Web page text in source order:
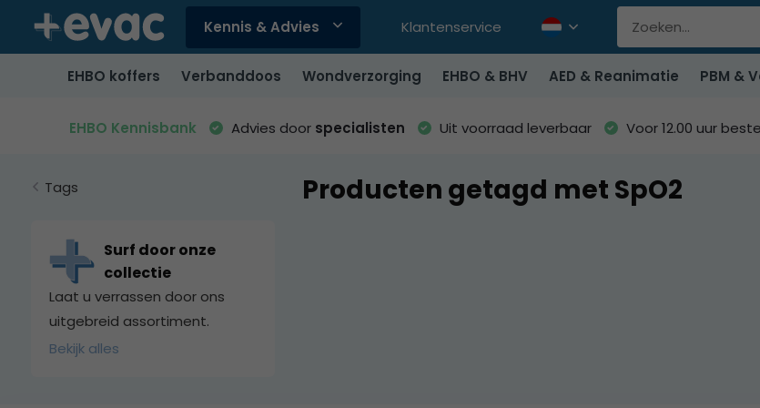
Kennis & Advies Klantenservice
Gebruik
de
pijltjes
een
selecteren.
Enter
om
EHBO koffers Verbanddoos Wondverzorging EHBO & BHV AED & Reanimatie PBM &
EHBO Kennisbank Advies door specialisten Uit voorraad leverbaar Voor 12.00 uur
Tags
Surf door onze
collectie
Laat u verrassen door ons
uitgebreid assortiment.
Bekijk alles
Producten getagd met SpO2